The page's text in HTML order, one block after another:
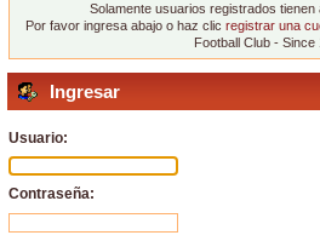
Solamente usuarios registrados
Por favor ingresa abajo o haz clic registrar una
Football Club - Since
Ingresar
Usuario:
Contraseña: